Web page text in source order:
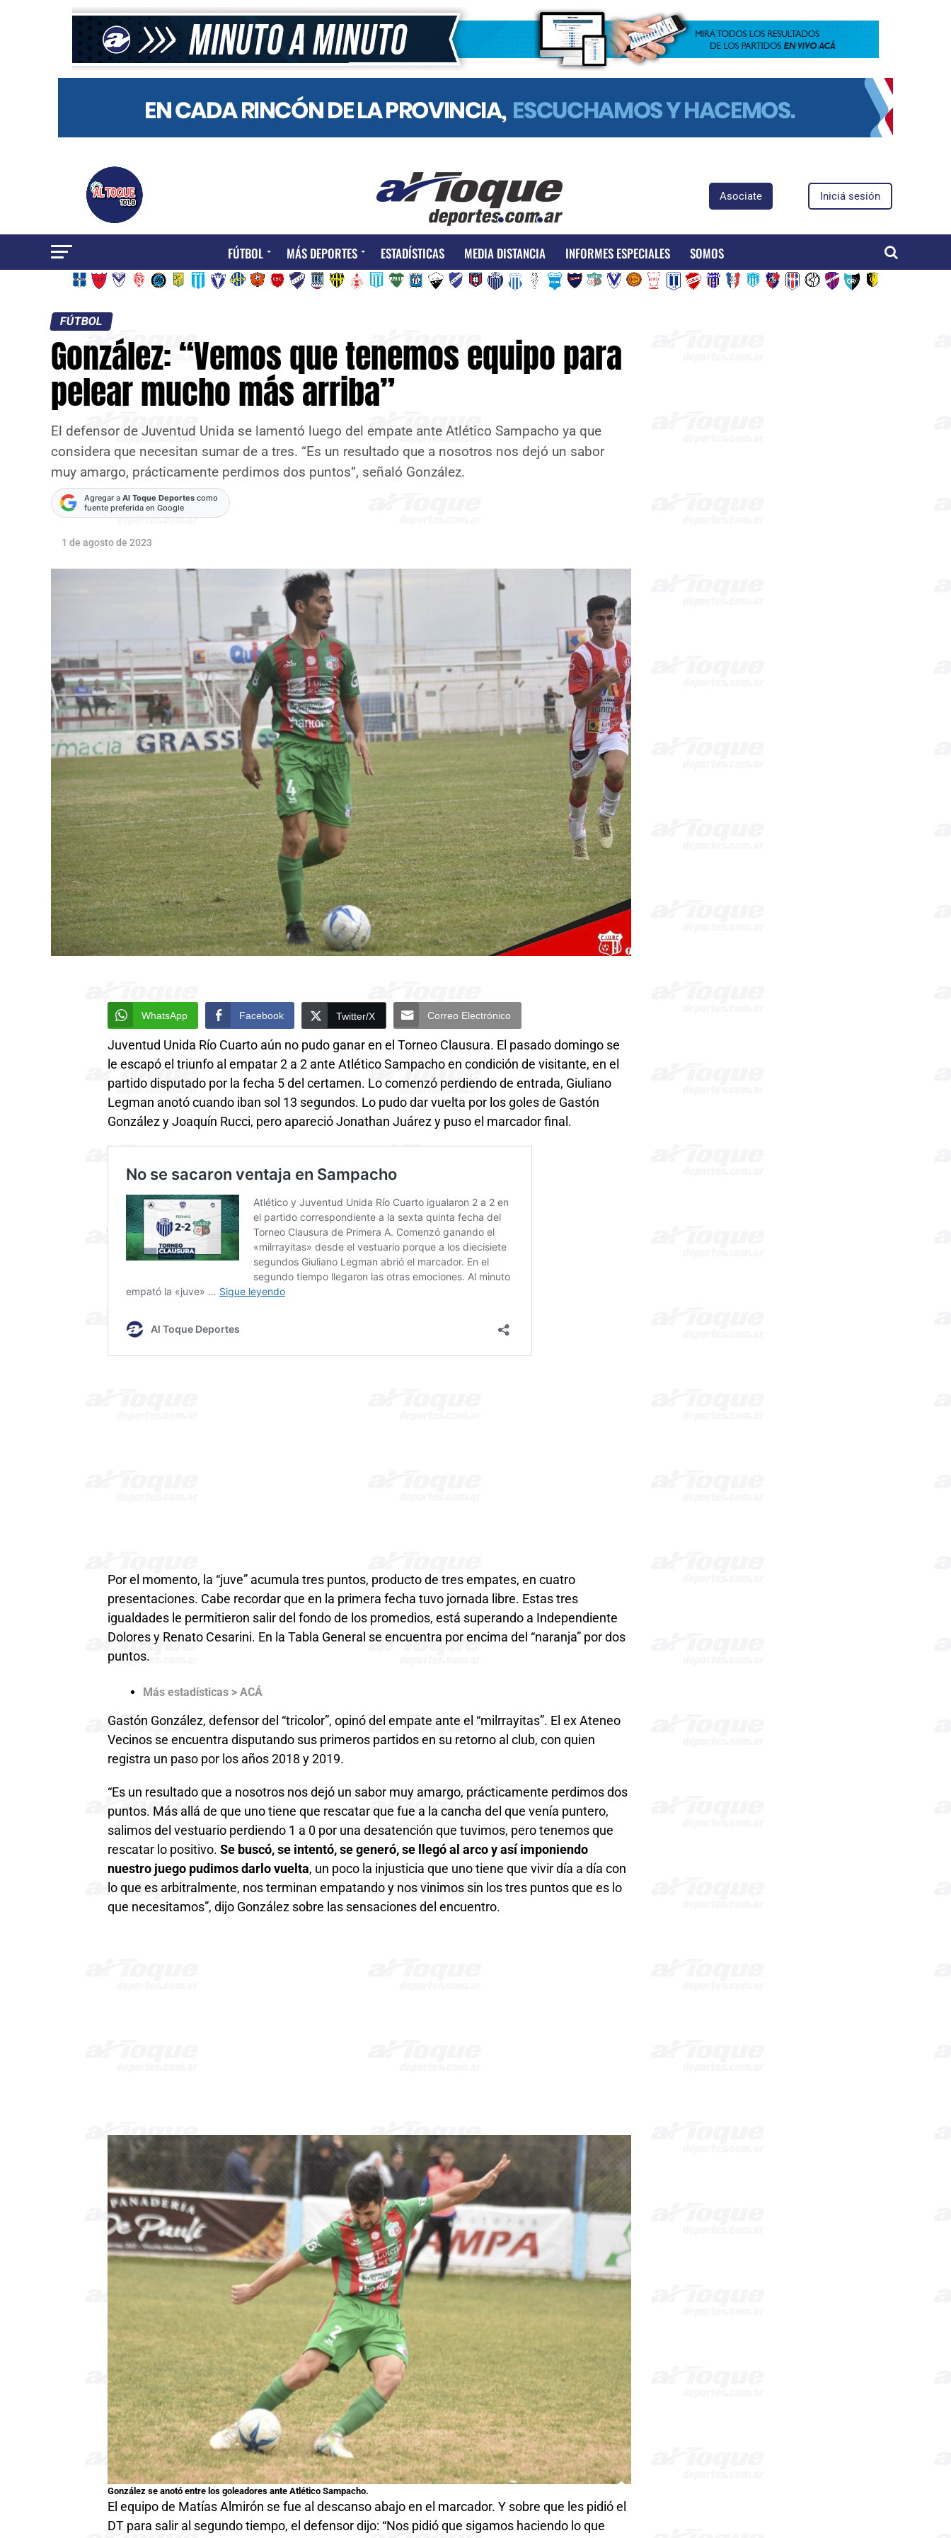
Asociate Iniciá sesión
FÚTBOL MÁS DEPORTES ESTADÍSTICAS MEDIA DISTANCIA INFORMES ESPECIALES SOMOS
FÚTBOL
González: “Vemos que tenemos equipo para
pelear mucho más arriba”
El defensor de Juventud Unida se lamentó luego del empate ante Atlético Sampacho ya que
considera que necesitan sumar de a tres. “Es un resultado que a nosotros nos dejó un sabor
muy amargo, prácticamente perdimos dos puntos”, señaló González.
Agregar a Al Toque Deportes como
fuente preferida en Google
1 de agosto de 2023
WhatsApp Facebook Twitter/X Correo Electrónico
Juventud Unida Río Cuarto aún no pudo ganar en el Torneo Clausura. El pasado domingo se
le escapó el triunfo al empatar 2 a 2 ante Atlético Sampacho en condición de visitante, en el
partido disputado por la fecha 5 del certamen. Lo comenzó perdiendo de entrada, Giuliano
Legman anotó cuando iban sol 13 segundos. Lo pudo dar vuelta por los goles de Gastón
González y Joaquín Rucci, pero apareció Jonathan Juárez y puso el marcador final.
Por el momento, la “juve” acumula tres puntos, producto de tres empates, en cuatro
presentaciones. Cabe recordar que en la primera fecha tuvo jornada libre. Estas tres
igualdades le permitieron salir del fondo de los promedios, está superando a Independiente
Dolores y Renato Cesarini. En la Tabla General se encuentra por encima del “naranja” por dos
puntos.
Más estadísticas > ACÁ
Gastón González, defensor del “tricolor”, opinó del empate ante el “milrrayitas”. El ex Ateneo
Vecinos se encuentra disputando sus primeros partidos en su retorno al club, con quien
registra un paso por los años 2018 y 2019.
“Es un resultado que a nosotros nos dejó un sabor muy amargo, prácticamente perdimos dos
puntos. Más allá de que uno tiene que rescatar que fue a la cancha del que venía puntero,
salimos del vestuario perdiendo 1 a 0 por una desatención que tuvimos, pero tenemos que
rescatar lo positivo. Se buscó, se intentó, se generó, se llegó al arco y así imponiendo
nuestro juego pudimos darlo vuelta, un poco la injusticia que uno tiene que vivir día a día con
lo que es arbitralmente, nos terminan empatando y nos vinimos sin los tres puntos que es lo
que necesitamos”, dijo González sobre las sensaciones del encuentro.
González se anotó entre los goleadores ante Atlético Sampacho.
El equipo de Matías Almirón se fue al descanso abajo en el marcador. Y sobre que les pidió el
DT para salir al segundo tiempo, el defensor dijo: “Nos pidió que sigamos haciendo lo que